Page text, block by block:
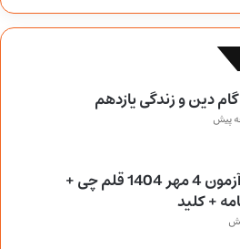
دین و زندگی یازدهم
دانلود آزمون 4 مهر 1404 قلم چی +
+ کلید